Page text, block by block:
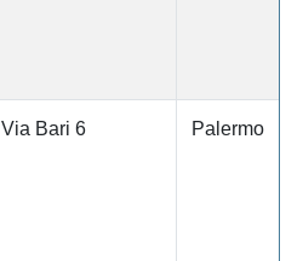
Via Bari 6 Palermo